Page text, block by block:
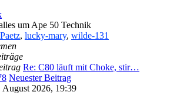
um Ape 50 Technik
Paetz, lucky-mary, wilde-131
Re: C80 läuft mit Choke, stir…
Neuester Beitrag
August 2026, 19:39